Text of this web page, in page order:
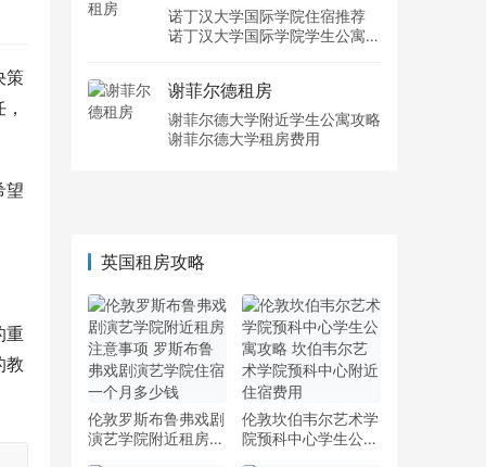
策
望
重
教
诺丁汉大学国际学院住宿推荐
诺丁汉大学国际学院学生公寓多
谢菲尔德租房
谢菲尔德大学附近学生公寓攻略
谢菲尔德大学租房费用
英国租房攻略
伦敦罗斯布鲁弗戏剧
演艺学院附近租房注
伦敦坎伯韦尔艺术学
院预科中心学生公寓